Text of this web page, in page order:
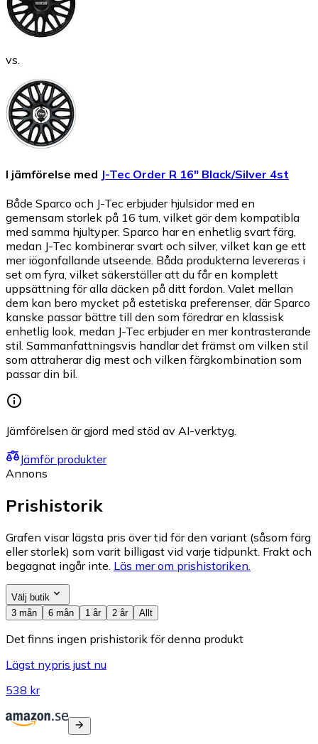
vs.
I jämförelse med J-Tec Order R 16" Black/Silver 4st
Både Sparco och J-Tec erbjuder hjulsidor med en
gemensam storlek på 16 tum, vilket gör dem kompatibla
med samma hjultyper. Sparco har en enhetlig svart färg,
medan J-Tec kombinerar svart och silver, vilket kan ge ett
mer iögonfallande utseende. Båda produkterna levereras i
set om fyra, vilket säkerställer att du får en komplett
uppsättning för alla däcken på ditt fordon. Valet mellan
dem kan bero mycket på estetiska preferenser, där Sparco
kanske passar bättre till den som föredrar en klassisk
enhetlig look, medan J-Tec erbjuder en mer kontrasterande
stil. Sammanfattningsvis handlar det främst om vilken stil
som attraherar dig mest och vilken färgkombination som
passar din bil.
Jämförelsen är gjord med stöd av AI-verktyg.
Jämför produkter
Annons
Prishistorik
Grafen visar lägsta pris över tid för den variant (såsom färg
eller storlek) som varit billigast vid varje tidpunkt. Frakt och
begagnat ingår inte. Läs mer om prishistoriken.
Välj butik
3 mån
6 mån 1 år 2 år Allt
Det finns ingen prishistorik för denna produkt
Lägst nypris just nu
538 kr